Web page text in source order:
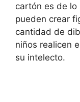
cartón es de lo
pueden crear
cantidad de
niños realicen
su intelecto.